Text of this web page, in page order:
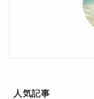
人気記事